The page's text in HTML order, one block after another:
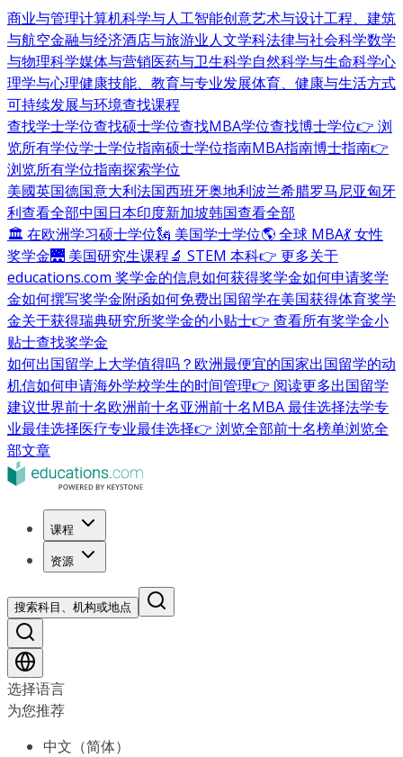
商业与管理计算机科学与人工智能创意艺术与设计工程、建筑
与航空金融与经济酒店与旅游业人文学科法律与社会科学数学
与物理科学媒体与营销医药与卫生科学自然科学与生命科学心
理学与心理健康技能、教育与专业发展体育、健康与生活方式
可持续发展与环境查找课程
查找学士学位查找硕士学位查找MBA学位查找博士学位👉 浏
览所有学位学士学位指南硕士学位指南MBA指南博士指南👉
浏览所有学位指南探索学位
美國英国德国意大利法国西班牙奥地利波兰希腊罗马尼亚匈牙
利查看全部中国日本印度新加坡韩国查看全部
🏛 在欧洲学习硕士学位🗽 美国学士学位🌎 全球 MBA💃 女性
奖学金🌉 美国研究生课程🔬 STEM 本科👉 更多关于
educations.com 奖学金的信息如何获得奖学金如何申请奖学
金如何撰写奖学金附函如何免费出国留学在美国获得体育奖学
金关于获得瑞典研究所奖学金的小贴士👉 查看所有奖学金小
贴士查找奖学金
如何出国留学上大学值得吗？ 欧洲最便宜的国家出国留学的动
机信如何申请海外学校学生的时间管理👉 阅读更多出国留学
建议世界前十名欧洲前十名亚洲前十名MBA 最佳选择法学专
业最佳选择医疗专业最佳选择👉 浏览全部前十名榜单浏览全
部文章
课程
资源
搜索科目、机构或地点
选择语言
为您推荐
中文（简体）